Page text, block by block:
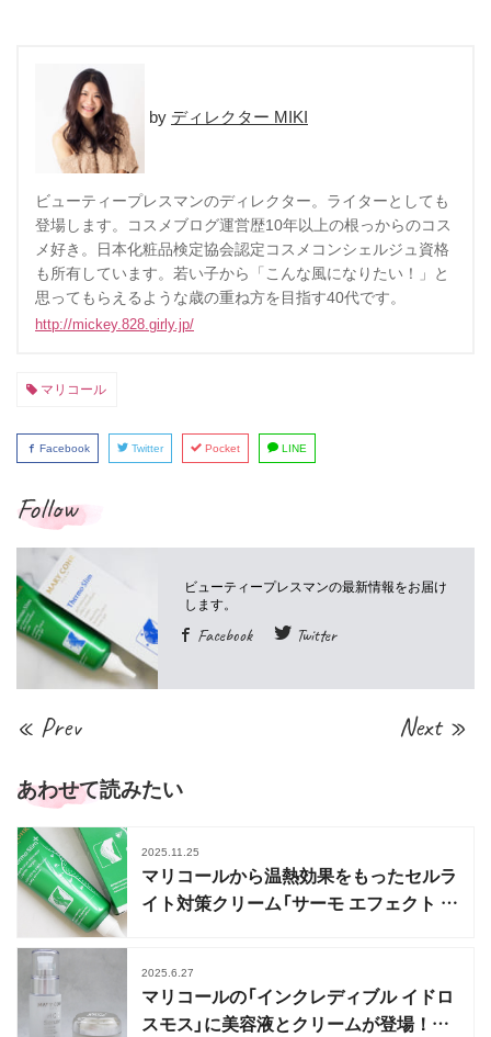
ディレクター MIKI
ビューティープレスマンのディレクター。ライターとしても
登場します。コスメブログ運営歴10年以上の根っからのコス
メ好き。日本化粧品検定協会認定コスメコンシェルジュ資格
も所有しています。若い子から「こんな風になりたい！」と
思ってもらえるような歳の重ね方を目指す40代です。
http://mickey.828.girly.jp/
マリコール
Facebook Twitter Pocket LINE
Follow
Facebook Twitter
« Prev Next »
あわせて読みたい
2025.11.25
マリコールから温熱効果をもったセルラ
イト対策クリーム「サーモ エフェクト プ
2025.6.27
マリコールの「インクレディブル イドロ
スモス」に美容液とクリームが登場！最